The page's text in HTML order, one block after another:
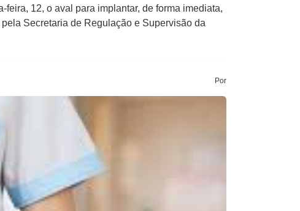
12, o aval para implantar, de forma imediata,
Secretaria de Regulação e Supervisão da
Por